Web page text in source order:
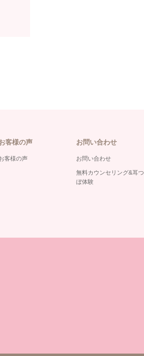
客様の声
客様の声
お問い合わせ
お問い合わせ
無料カウンセリング&耳つ
ぼ体験